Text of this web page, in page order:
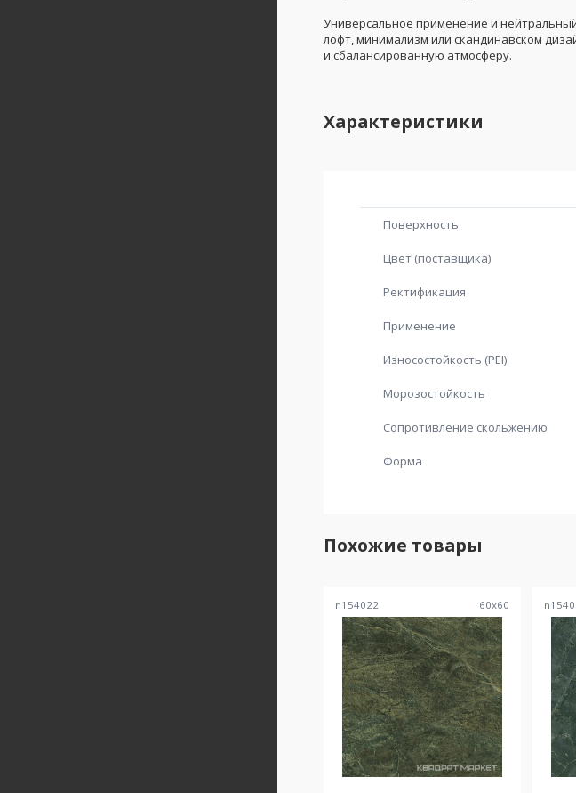
Универсальное применение и
лофт, минимализм или скандинавском
и сбалансированную атмосферу.
Характеристики
Поверхность
Цвет (поставщика)
Ректификация
Применение
Износостойкость (PEI)
Морозостойкость
Сопротивление скольжению
Форма
Похожие товары
n154022 60x60